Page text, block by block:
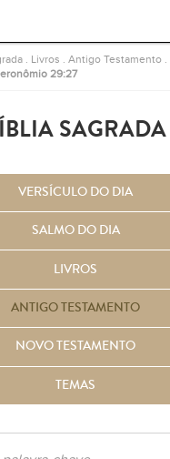
Livros .Antigo Testamento
29:27
SAGRADA
VERSÍCULO DO DIA
SALMO DO DIA
LIVROS
ANTIGO TESTAMENTO
NOVO TESTAMENTO
TEMAS